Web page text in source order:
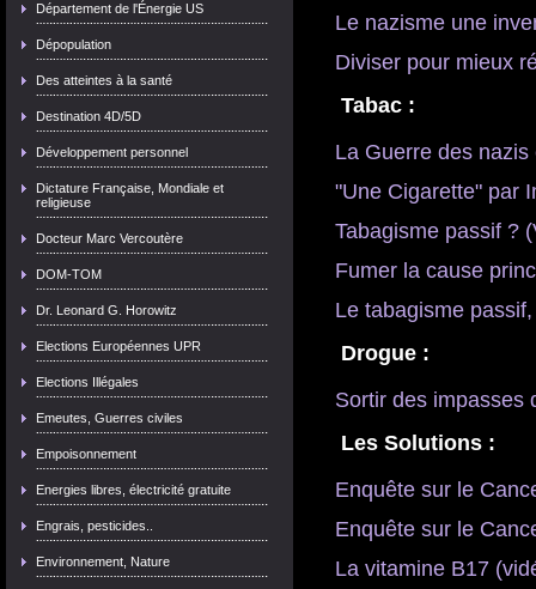
Département de l'Énergie US
Dépopulation
Des atteintes à la santé
Destination 4D/5D
Développement personnel
Dictature Française, Mondiale et
religieuse
Docteur Marc Vercoutère
DOM-TOM
Dr. Leonard G. Horowitz
Elections Européennes UPR
Elections Illégales
Emeutes, Guerres civiles
Empoisonnement
Energies libres, électricité gratuite
Engrais, pesticides..
Environnement, Nature
Le nazisme une
Diviser pour mieux
Tabac :
La Guerre des
"Une Cigarette" par
Tabagisme passif ?
Fumer la cause
Le tabagisme
Drogue :
Sortir des impasses
Les Solutions :
Enquête sur le
Enquête sur le
La vitamine B17